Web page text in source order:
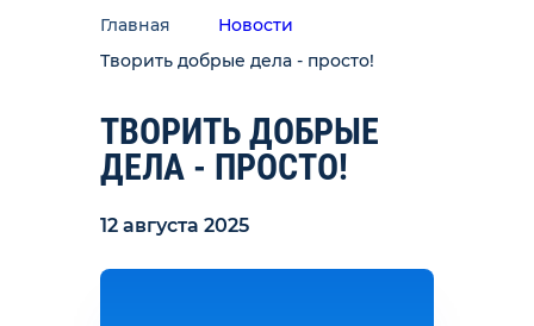
Главная
Новости
Творить добрые дела - просто!
ТВОРИТЬ ДОБРЫЕ
ДЕЛА - ПРОСТО!
12 августа 2025